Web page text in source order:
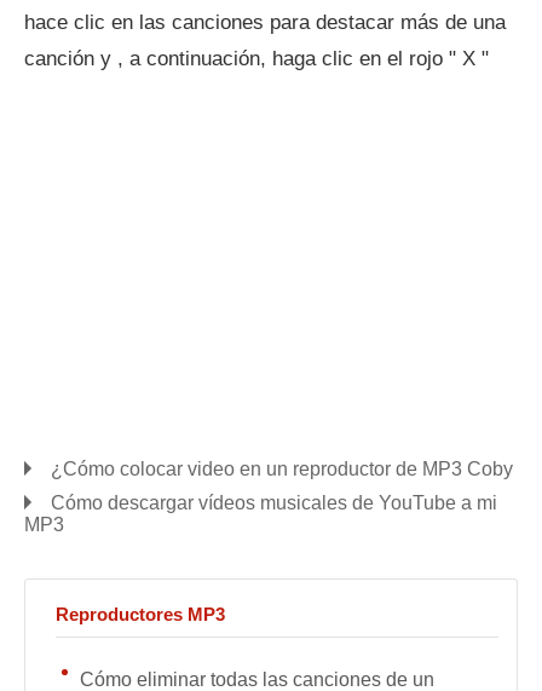
hace clic en las canciones para destacar más de una
canción y , a continuación, haga clic en el rojo " X "
¿Cómo colocar video en un reproductor de MP3 Coby
Cómo descargar vídeos musicales de YouTube a mi
MP3
Reproductores MP3
Cómo eliminar todas las canciones de un